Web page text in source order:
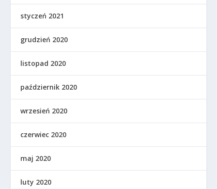
styczeń 2021
grudzień 2020
listopad 2020
październik 2020
wrzesień 2020
czerwiec 2020
maj 2020
luty 2020